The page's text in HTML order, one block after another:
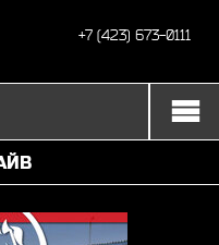
+7 (423) 673-0111